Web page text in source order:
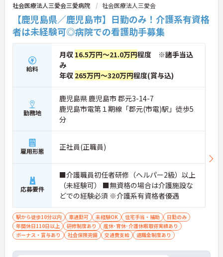
社会医療法人三愛会三愛病院 社会医療法人三愛会
【鹿児島県／鹿児島市】日勤のみ！介護系有資格
者は未経験可◎病院での看護助手募集
給料
月収 16.5万円～21.0万円程度 ※諸手当込
み
年収 265万円～320万円程度(賞与込)
勤務地
鹿児島県 鹿児島市 郡元3-14-7
鹿児島市電第１期線「郡元(市電)駅」徒歩5
分
雇用形態 正社員(正職員)
応募要件
■介護職員初任者研修（ヘルパー2級）以上
（未経験可） ■無資格の場合は介護施設な
どでの経験必須 ※介護系有資格者優遇
駅から徒歩10分以内 車通勤可 未経験OK 住宅手当・補助
日勤のみ
年間休日110日以上
研修制度あり
産休･育休･介護休暇取得実績あり
ボーナス・賞与あり
社会保険完備 交通費支給 退職金制度あり